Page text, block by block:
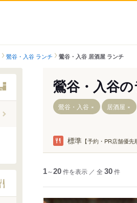
鶯谷・入谷 ランチ 鶯谷・入谷 居酒屋 ランチ
鶯谷駅
鶯谷・入谷
鶯谷・入谷 居酒屋
標準【予約・PR店舗優先
1～20件を表示 ／ 全 30件